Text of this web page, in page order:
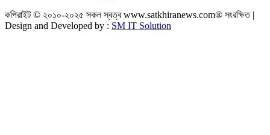
কপিরাইট © ২০১০-২০২৫ সকল স্বত্ব www.satkhiranews.com® সংরক্ষিত |
Design and Developed by : SM IT Solution